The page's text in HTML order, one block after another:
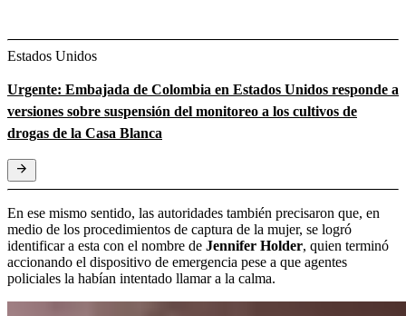
Estados Unidos
Urgente: Embajada de Colombia en Estados Unidos responde a
versiones sobre suspensión del monitoreo a los cultivos de
drogas de la Casa Blanca
En ese mismo sentido, las autoridades también precisaron que, en
medio de los procedimientos de captura de la mujer, se logró
identificar a esta con el nombre de Jennifer Holder, quien terminó
accionando el dispositivo de emergencia pese a que agentes
policiales la habían intentado llamar a la calma.